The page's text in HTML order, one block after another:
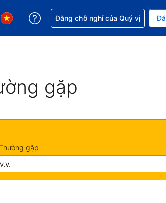
tiền tệ của bạn. Loại tiền tệ hiện tại của
Chọn ngôn ngữ của bạn. Ngôn ngữ hiện
Nhận trợ giúp với đặt chỗ
Đăng chỗ nghỉ của Quý vị
gặp
gặp